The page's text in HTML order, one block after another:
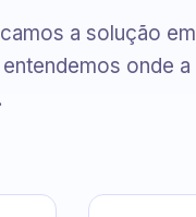
a solução em
onde a